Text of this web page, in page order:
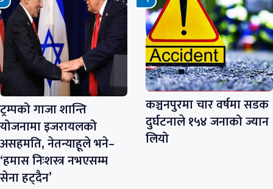
ट्रम्पको गाजा शान्ति
योजनामा इजरायलको
असहमति, नेतन्याहूले भने–
‘हमास निःशस्त्र नभएसम्म
सेना हट्दैन’
कञ्चनपुरमा चार वर्षमा सडक
दुर्घटनाले १५४ जनाको ज्यान
लियो